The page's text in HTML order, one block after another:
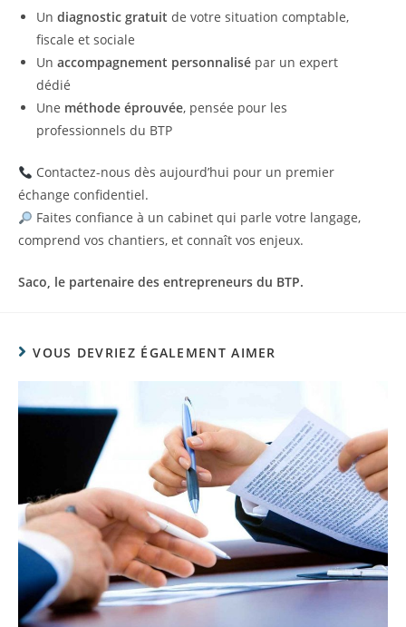
Un diagnostic gratuit de votre situation comptable,
fiscale et sociale
Un accompagnement personnalisé par un expert
dédié
Une méthode éprouvée, pensée pour les
professionnels du BTP
Contactez-nous dès aujourd’hui pour un premier
échange confidentiel.
Faites confiance à un cabinet qui parle votre langage,
comprend vos chantiers, et connaît vos enjeux.
Saco, le partenaire des entrepreneurs du BTP.
VOUS DEVRIEZ ÉGALEMENT AIMER